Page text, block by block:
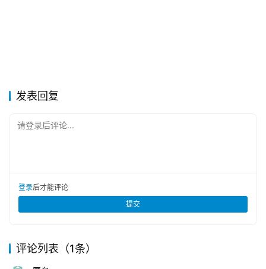
发表回复
请登录后评论...
登录后才能评论
提交
评论列表（1条）